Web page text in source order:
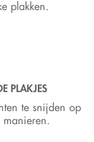
plakken.
PLAKJES
te snijden op
manieren.